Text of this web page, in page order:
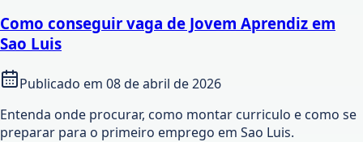
Como conseguir vaga de Jovem Aprendiz em
Sao Luis
Publicado em 08 de abril de 2026
Entenda onde procurar, como montar curriculo e como se
preparar para o primeiro emprego em Sao Luis.